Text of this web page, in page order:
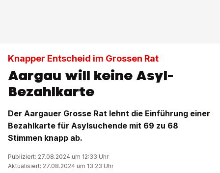
Knapper Entscheid im Grossen Rat
Aargau will keine Asyl-
Bezahlkarte
Der Aargauer Grosse Rat lehnt die Einführung einer
Bezahlkarte für Asylsuchende mit 69 zu 68
Stimmen knapp ab.
Publiziert: 27.08.2024 um 12:33 Uhr
Aktualisiert: 27.08.2024 um 13:23 Uhr